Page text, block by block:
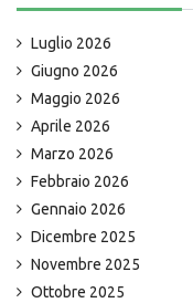
Luglio 2026
Giugno 2026
Maggio 2026
Aprile 2026
Marzo 2026
Febbraio 2026
Gennaio 2026
Dicembre 2025
Novembre 2025
Ottobre 2025